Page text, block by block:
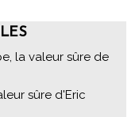
la valeur sûre de
sûre d'Eric